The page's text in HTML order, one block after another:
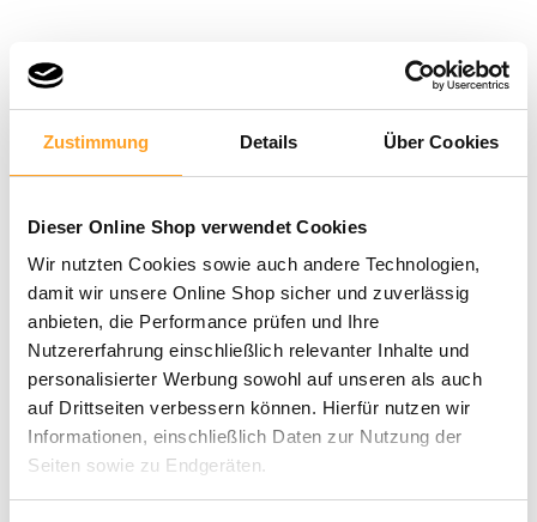
Zustimmung Details Über Cookies
Dieser Online Shop verwendet Cookies
Wir nutzten Cookies sowie auch andere Technologien,
damit wir unsere Online Shop sicher und zuverlässig
anbieten, die Performance prüfen und Ihre
Nutzererfahrung einschließlich relevanter Inhalte und
personalisierter Werbung sowohl auf unseren als auch
auf Drittseiten verbessern können. Hierfür nutzen wir
Informationen, einschließlich Daten zur Nutzung der
Seiten sowie zu Endgeräten.